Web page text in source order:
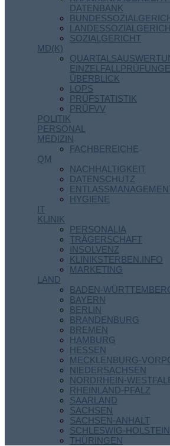
DATENBANK
SOZIALGERICHT
MD(K)
ÜBERBLICK
LOPS
PRÜFSTATISTIK
PRÜFVV
POLITIK
PERSONAL
MEDIZIN
FACHBEREICHE
QM
NACHHALTIGKEIT
DATENSCHUTZ
HYGIENE
IT
KLINIK
PERSONALIA
TRÄGERSCHAFT
INSOLVENZ
KLINIKSTERBEN.INFO
MARKETING
LAND
BADEN-
BAYERN
BERLIN
BRANDENBURG
BREMEN
HAMBURG
HESSEN
MECKLENBURG-
NIEDERSACHSEN
NORDRHEIN-
RHEINLAND-PFALZ
SAARLAND
SACHSEN
SACHSEN-ANHALT
SCHLESWIG-HOLSTEIN
THÜRINGEN